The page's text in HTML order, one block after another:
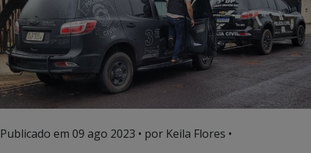
Publicado em 09 ago 2023 • por Keila Flores •